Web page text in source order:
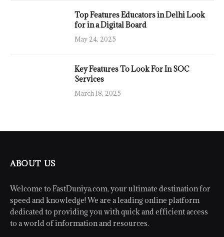
Top Features Educators in Delhi Look
for in a Digital Board
May 24, 2025
Key Features To Look For In SOC
Services
March 18, 2025
ABOUT US
Welcome to FastDuniya.com, your ultimate destination for
speed and knowledge! We are a leading online platform
dedicated to providing you with quick and efficient access
to a world of information and resources.